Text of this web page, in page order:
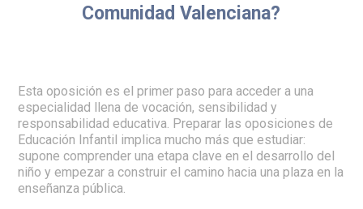
Comunidad Valenciana?
Esta oposición es el primer paso para acceder a una
especialidad llena de vocación, sensibilidad y
responsabilidad educativa. Preparar las oposiciones de
Educación Infantil implica mucho más que estudiar:
supone comprender una etapa clave en el desarrollo del
niño y empezar a construir el camino hacia una plaza en la
enseñanza pública.